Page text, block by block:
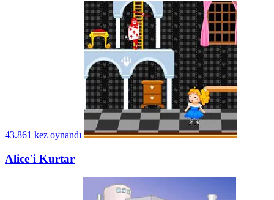
43.861 kez oynandı
Alice`i Kurtar